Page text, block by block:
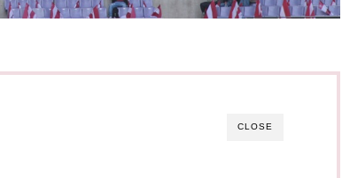
CLOSE